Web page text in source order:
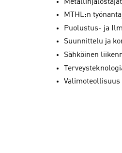
Metallinjalostajat
MTHL:n
Puolustus- ja
Suunnittelu ja
Sähköinen
Valimoteollisuus